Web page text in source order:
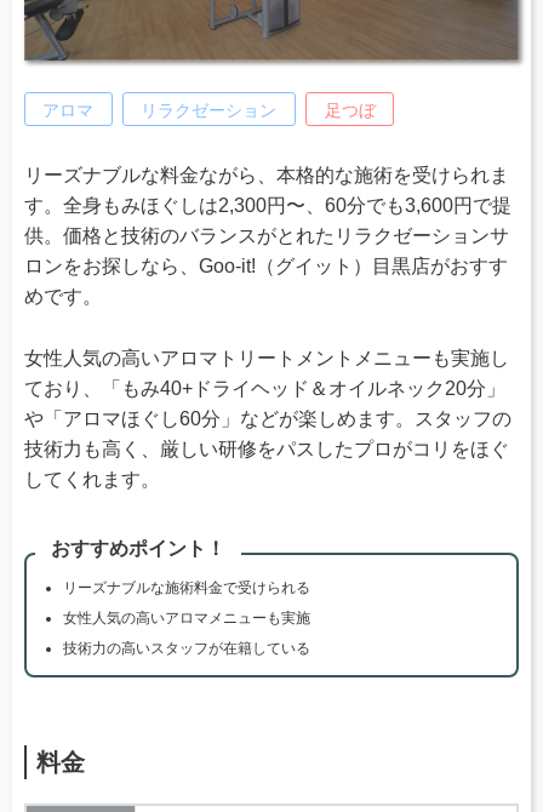
アロマ リラクゼーション 足つぼ
リーズナブルな料金ながら、本格的な施術を受けられま
す。全身もみほぐしは2,300円〜、60分でも3,600円で提
供。価格と技術のバランスがとれたリラクゼーションサ
ロンをお探しなら、Goo-it!（グイット）目黒店がおすす
めです。
女性人気の高いアロマトリートメントメニューも実施し
ており、「もみ40+ドライヘッド＆オイルネック20分」
や「アロマほぐし60分」などが楽しめます。スタッフの
技術力も高く、厳しい研修をパスしたプロがコリをほぐ
してくれます。
おすすめポイント！
リーズナブルな施術料金で受けられる
女性人気の高いアロマメニューも実施
技術力の高いスタッフが在籍している
料金